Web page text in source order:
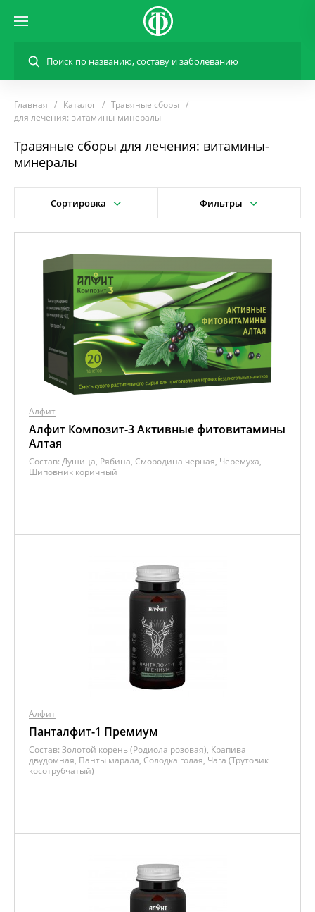
Главная Каталог
Травяные сборы
для лечения: витамины-минералы
Травяные сборы для лечения: витамины-
минералы
Сортировка Фильтры
Алфит
Алфит Композит-3 Активные фитовитамины
Алтая
Состав: Душица, Рябина, Смородина черная, Черемуха,
Шиповник коричный
Алфит
Панталфит-1 Премиум
Состав: Золотой корень (Родиола розовая), Крапива
двудомная, Панты марала, Солодка голая, Чага (Трутовик
косотрубчатый)